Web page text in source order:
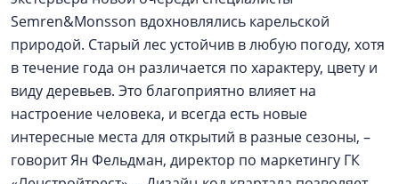
Semren&Monsson вдохновлялись карельской
природой. Старый лес устойчив в любую погоду, хотя
в течение года он различается по характеру, цвету и
виду деревьев. Это благоприятно влияет на
настроение человека, и всегда есть новые
интересные места для открытий в разные сезоны, –
говорит Ян Фельдман, директор по маркетингу ГК